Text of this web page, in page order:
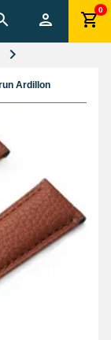
0
Ardillon